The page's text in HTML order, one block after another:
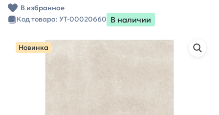
В избранное
Код товара: УТ-00020660 В наличии
Новинка